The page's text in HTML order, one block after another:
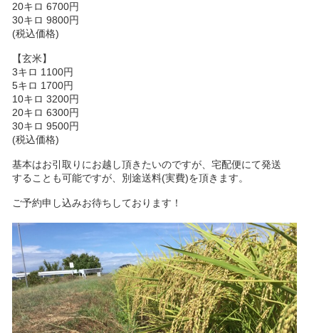
20キロ 6700円
30キロ 9800円
(税込価格)
【玄米】
3キロ 1100円
5キロ 1700円
10キロ 3200円
20キロ 6300円
30キロ 9500円
(税込価格)
基本はお引取りにお越し頂きたいのですが、宅配便にて発送
することも可能ですが、別途送料(実費)を頂きます。
ご予約申し込みお待ちしております！